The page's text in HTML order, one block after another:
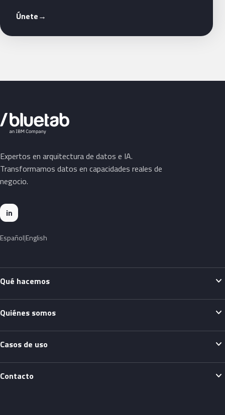
Únete→
Expertos en arquitectura de datos e IA.
Transformamos datos en capacidades reales de
negocio.
in
Español English
Qué hacemos expand_more
Quiénes somos expand_more
Casos de uso expand_more
Contacto expand_more